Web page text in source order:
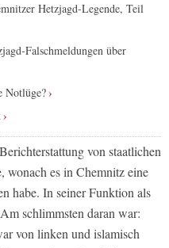
Hetzjagd-Legende, Teil
Falschmeldungen über
Notlüge?
von staatlichen
wonach es in Chemnitz eine
habe. In seiner Funktion als
schlimmsten daran war:
von linken und islamisch